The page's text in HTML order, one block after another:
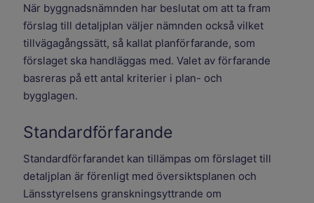
När byggnadsnämnden har beslutat om att ta fram
förslag till detaljplan väljer nämnden också vilket
tillvägagångssätt, så kallat planförfarande, som
förslaget ska handläggas med. Valet av förfarande
basreras på ett antal kriterier i plan- och
bygglagen.
Standardförfarande
Standardförfarandet kan tillämpas om förslaget till
detaljplan är förenligt med översiktsplanen och
Länsstyrelsens granskningsyttrande om